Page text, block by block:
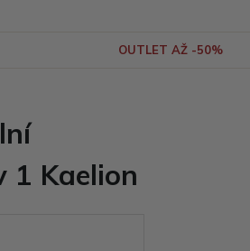
OUTLET AŽ -50%
1 Kaelion